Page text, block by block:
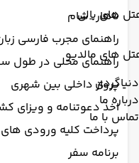
های بالی
های مالدیو
دنیاگردی
درباره ما
تماس با ما
ناهار_شام
راهنمای مجرب فارسی
راهنمای محلی در طول
پرواز داخلی بین شهری
اخذ دعوتنامه و ویزای
پرداخت کلیه ورودی
برنامه سفر